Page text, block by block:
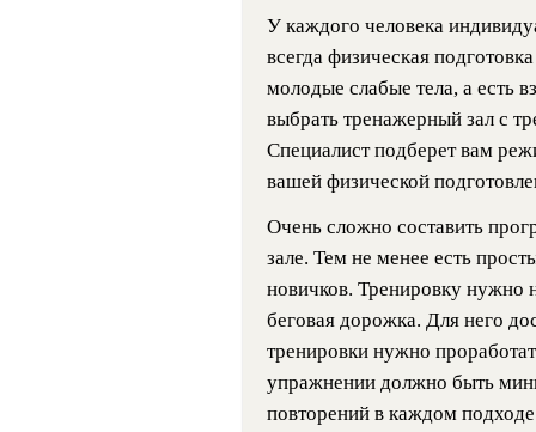
У каждого человека
всегда физическая
молодые слабые тела, а есть
выбрать тренажерный зал с
Специалист подберет вам
вашей физической
Очень сложно составить
зале. Тем не менее есть
новичков. Тренировку нужно
беговая дорожка. Для него
тренировки нужно
упражнении должно быть
повторений в каждом